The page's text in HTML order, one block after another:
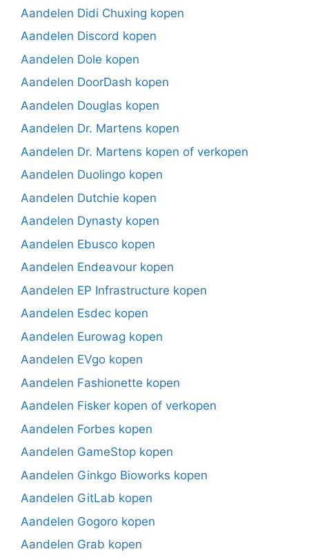
Aandelen Didi Chuxing kopen
Aandelen Discord kopen
Aandelen Dole kopen
Aandelen DoorDash kopen
Aandelen Douglas kopen
Aandelen Dr. Martens kopen
Aandelen Dr. Martens kopen of verkopen
Aandelen Duolingo kopen
Aandelen Dutchie kopen
Aandelen Dynasty kopen
Aandelen Ebusco kopen
Aandelen Endeavour kopen
Aandelen EP Infrastructure kopen
Aandelen Esdec kopen
Aandelen Eurowag kopen
Aandelen EVgo kopen
Aandelen Fashionette kopen
Aandelen Fisker kopen of verkopen
Aandelen Forbes kopen
Aandelen GameStop kopen
Aandelen Ginkgo Bioworks kopen
Aandelen GitLab kopen
Aandelen Gogoro kopen
Aandelen Grab kopen